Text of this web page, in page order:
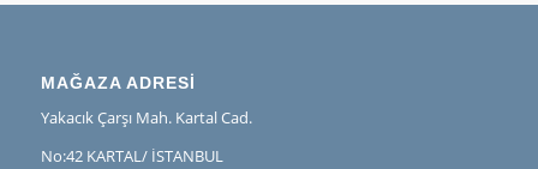
MAĞAZA ADRESİ
Yakacık Çarşı Mah. Kartal Cad.
No:42 KARTAL/ İSTANBUL